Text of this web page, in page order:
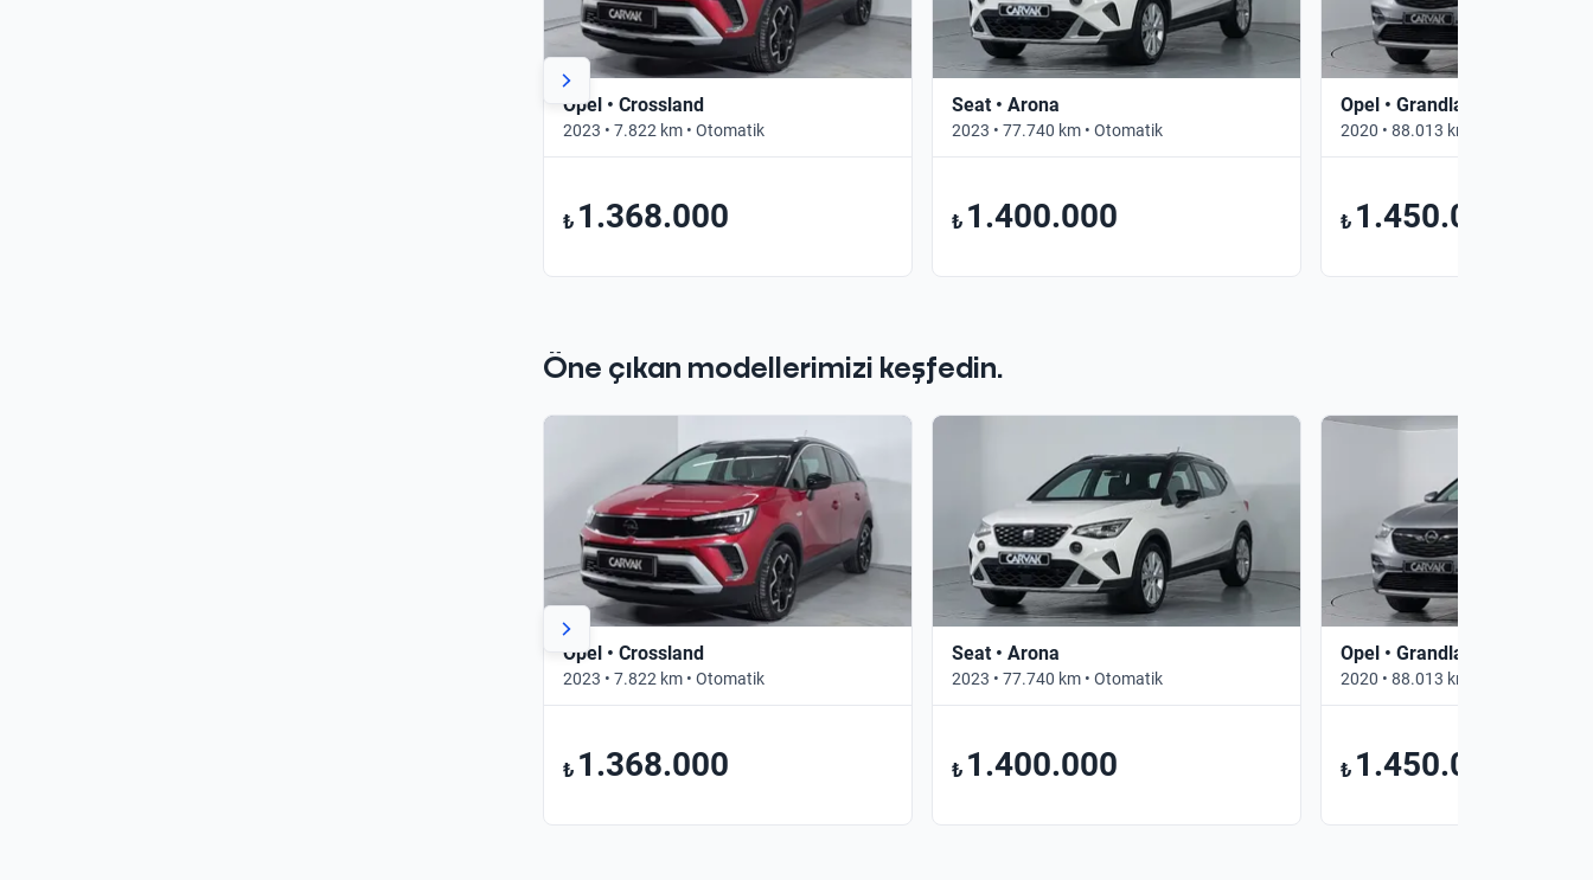
Opel • Crossland
2023 • 7.822 km • Otomatik
₺ 1.368.000
Seat • Arona
2023 • 77.740 km • Otomatik
₺ 1.400.000
Opel • Grandland X
2020 • 88.013 km • Otomatik
₺ 1.450.000
Öne çıkan modellerimizi keşfedin.
Opel • Crossland
2023 • 7.822 km • Otomatik
₺ 1.368.000
Seat • Arona
2023 • 77.740 km • Otomatik
₺ 1.400.000
Opel • Grandland X
2020 • 88.013 km • Otomatik
₺ 1.450.000